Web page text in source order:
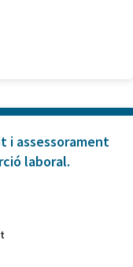
i assessorament
laboral.